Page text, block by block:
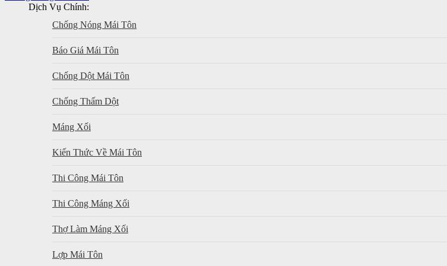
Dịch Vụ Chính:
Chống Nóng Mái Tôn
Báo Giá Mái Tôn
Chống Dột Mái Tôn
Chống Thấm Dột
Máng Xối
Kiến Thức Về Mái Tôn
Thi Công Mái Tôn
Thi Công Máng Xối
Thợ Làm Máng Xối
Lợp Mái Tôn